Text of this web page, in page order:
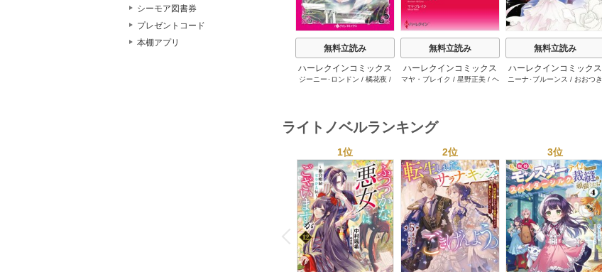
シーモア図書券
プレゼントコード
本棚アプリ
無料立読み
ハーレクインコミックス
セット 2026年 vol.1064
ジーニー･ロンドン / 橘花夜 /
無料立読み
ハーレクインコミックス
セット 2026年 vol.1002
マヤ・ブレイク / 星野正美 / ヘ
無料立読み
ハーレクインコミックス
セット 2026年 vol.1063
ニーナ･ブルーンス / おおつき
ライトノベルランキング
P
r
e
v
i
o
u
s
1位 2位 3位